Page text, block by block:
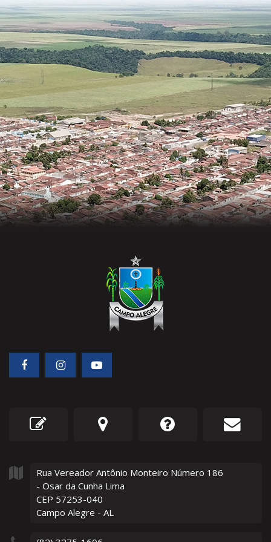
Rua Vereador Antônio Monteiro Número 186
- Osar da Cunha Lima
CEP 57253-040
Campo Alegre - AL